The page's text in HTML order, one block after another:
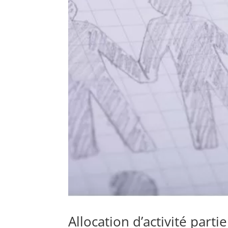
Allocation d’activité